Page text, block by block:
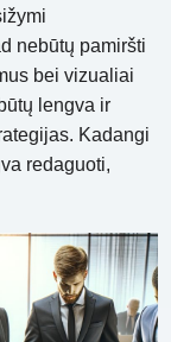
nebūtų pamiršti
bei vizualiai
lengva ir
Kadangi
redaguoti,